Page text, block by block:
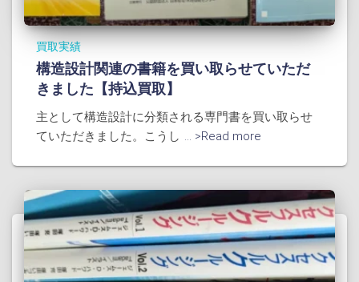
買取実績
構造設計関連の書籍を買い取らせていただ
きました【持込買取】
主として構造設計に分類される専門書を買い取らせ
ていただきました。こうし ... >Read more